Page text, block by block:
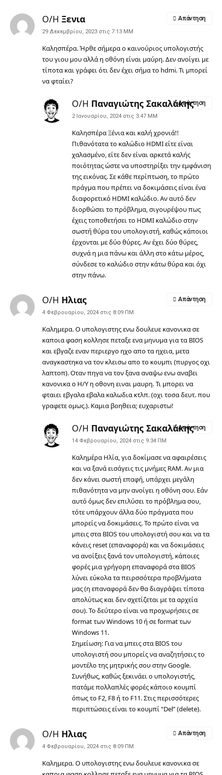
Ο/Η Ξενια
29 Δεκεμβρίου, 2023 στις 7:13 ΜΜ
Καλησπέρα. Ήρθε σήμερα ο καινούριος υπολογιστής
του γιου μου αλλά η οθόνη είναι μαύρη. Δεν ανοίγει με
τίποτα και γράφει ότι δεν έχει σήμα το hdmi. Τι μπορεί
να φταίει?
Απάντηση
Ο/Η Παναγιώτης Σακαλάκης
2 Ιανουαρίου, 2024 στις 3:47 ΜΜ
Καλησπέρα Ξένια και καλή χρονιά!!
Πιθανότατα το καλώδιο HDMI είτε είναι
χαλασμένο, είτε δεν είναι αρκετά καλής
ποιότητας ώστε να υποστηρίξει την εμφάνιση
της εικόνας. Σε κάθε περίπτωση, το πρώτο
πράγμα που πρέπει να δοκιμάσεις είναι ένα
διαφορετικό HDMI καλώδιο. Αν αυτό δεν
διορθώσει το πρόβλημα, σιγουρέψου πως
έχεις τοποθετήσει το HDMI καλώδιο στην
σωστή θύρα του υπολογιστή, καθώς κάποιοι
έρχονται με δύο θύρες. Αν έχει δύο θύρες,
συχνά η μια πάνω και άλλη στο κάτω μέρος,
σύνδεσε το καλώδιο στην κάτω θύρα και όχι
στην πάνω.
Απάντηση
Ο/Η Ηλιας
4 Φεβρουαρίου, 2024 στις 8:09 ΠΜ
Καλημερα. Ο υπολογιστης ενω δουλευε κανονικα σε
καποια φαση κολλησε πεταξε ενα μηνυμα για τα BIOS
και εβγαζε εναν περιεργο ηχο απο τα ηχεια, μετα
αναγκαστηκα να τον κλεισω απο το κουμπι (πυργος οχι
λαπτοπ). Οταν πηγα να τον ξανα αναψω ενω αναβει
κανονικα ο Η/Υ η οθονη ειναι μαυρη. Τι μπορει να
φταιει εβγαλα εβαλα καλωδια κτλπ. (οχι τοσα δευτ. που
γραφετε ομως.). Καμια βοηθεια; ευχαριστω!
Απάντηση
Ο/Η Παναγιώτης Σακαλάκης
14 Φεβρουαρίου, 2024 στις 9:34 ΠΜ
Καλημέρα Ηλία, για δοκίμασε να αφαιρέσεις
και να ξανά εισάγεις τις μνήμες RAM. Αν μια
δεν κάνει σωστή επαφή, υπάρχει μεγάλη
πιθανότητα να μην ανοίγει η οθόνη σου. Εάν
αυτό όμως δεν επιλύσει το πρόβλημα σου,
τότε υπάρχουν άλλα δύο πράγματα που
μπορείς να δοκιμάσεις. Το πρώτο είναι να
μπεις στα BIOS του υπολογιστή σου και να τα
κάνεις reset (επαναφορά) και να δοκιμάσεις
να ανοίξεις ξανά τον υπολογιστή, κάποιες
φορές μια γρήγορη επαναφορά στα BIOS
λύνει εύκολα τα πειρσσότερα προβλήματα
μας (η επαναφορά δεν θα διαγράψει τίποτα
απολύτως και δεν σχετίζεται με τα αρχεία
σου). Το δεύτερο είναι να προχωρήσεις σε
format των Windows 10 ή σεformat των
Windows 11.
Σημείωση: Για να μπεις στα BIOS του
υπολογιστή σου μπορείς να αναζητήσεις το
μοντέλο της μητρικής σου στην Google.
Συνήθως, καθώς ξεκινάει ο υπολογιστής,
πατάμε πολλαπλές φορές κάποιο κουμπί
όπως το F2, F8 ή το F11. Στις περισσότερες
περιπτώσεις είναι το κουμπί “Del” (delete).
Απάντηση
Ο/Η Ηλιας
4 Φεβρουαρίου, 2024 στις 8:09 ΠΜ
Καλημερα. Ο υπολογιστης ενω δουλευε κανονικα σε
Απάντηση